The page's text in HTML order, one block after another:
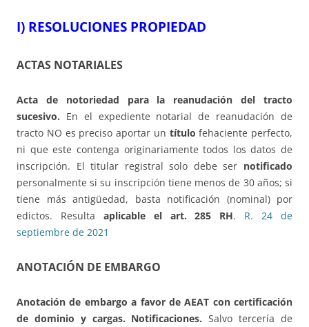
I) RESOLUCIONES PROPIEDAD
ACTAS NOTARIALES
Acta de notoriedad para la reanudación del tracto
sucesivo. En el expediente notarial de reanudación de
tracto NO es preciso aportar un títulofehaciente perfecto,
ni que este contenga originariamente todos los datos de
inscripción. El titular registral solo debe ser notificado
personalmente si su inscripción tiene menos de 30 años; si
tiene más antigüedad, basta notificación (nominal) por
edictos. Resulta aplicable el art. 285 RH. R. 24 de
septiembre de 2021
ANOTACIÓN DE EMBARGO
Anotación de embargo a favor de AEAT con certificación
de dominio y cargas. Notificaciones.Salvo tercería de